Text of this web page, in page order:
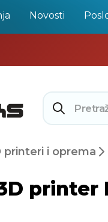
Novosti
printeri i oprema
printer